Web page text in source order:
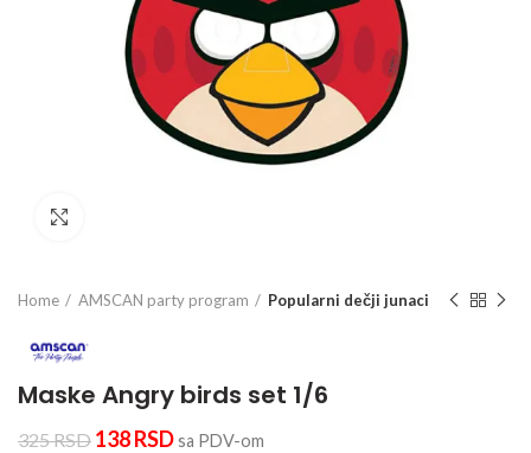
Home AMSCAN party program Popularni dečji junaci
Maske Angry birds set 1/6
325RSD 138RSDsa PDV-om